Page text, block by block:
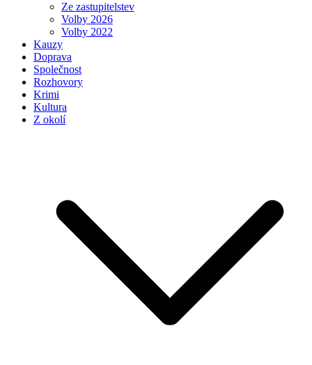
Ze zastupitelstev
Volby 2026
Volby 2022
Kauzy
Doprava
Společnost
Rozhovory
Krimi
Kultura
Z okolí